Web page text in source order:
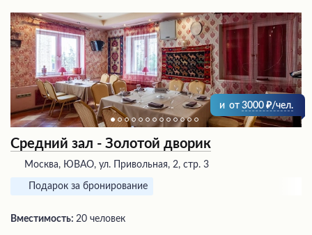
и от 3000 /чел.
Средний зал - Золотой дворик
Москва, ЮВАО, ул. Привольная, 2, стр. 3
Подарок за бронирование
Вместимость: 20 человек